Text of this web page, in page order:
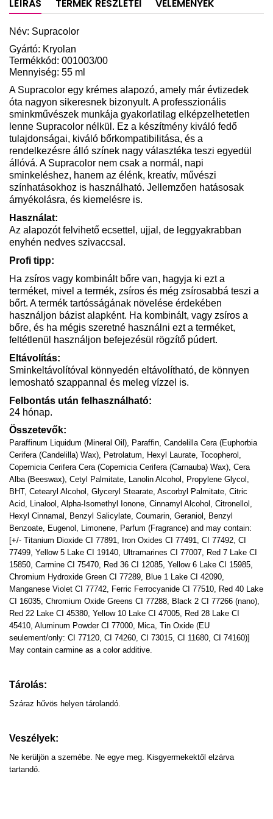
LEÍRÁS TERMÉK RÉSZLETEI VÉLEMÉNYEK
Név: Supracolor
Gyártó: Kryolan
Termékkód: 001003/00
Mennyiség: 55 ml
A Supracolor egy krémes alapozó, amely már évtizedek
óta nagyon sikeresnek bizonyult. A professzionális
sminkművészek munkája gyakorlatilag elképzelhetetlen
lenne Supracolor nélkül. Ez a készítmény kiváló fedő
tulajdonságai, kiváló bőrkompatibilitása, és a
rendelkezésre álló színek nagy választéka teszi egyedül
állóvá. A Supracolor nem csak a normál, napi
sminkeléshez, hanem az élénk, kreatív, művészi
színhatásokhoz is használható. Jellemzően hatásosak
árnyékolásra, és kiemelésre is.
Használat:
Az alapozót felvihető ecsettel, ujjal, de leggyakrabban
enyhén nedves szivaccsal.
Profi tipp:
Ha zsíros vagy kombinált bőre van, hagyja ki ezt a
terméket, mivel a termék, zsíros és még zsírosabbá teszi a
bőrt. A termék tartósságának növelése érdekében
használjon bázist alapként. Ha kombinált, vagy zsíros a
bőre, és ha mégis szeretné használni ezt a terméket,
feltétlenül használjon befejezésül rögzítő púdert.
Eltávolítás:
Sminkeltávolítóval könnyedén eltávolítható, de könnyen
lemosható szappannal és meleg vízzel is.
Felbontás után felhasználható:
24 hónap.
Összetevők:
Paraffinum Liquidum (Mineral Oil), Paraffin, Candelilla Cera (Euphorbia
Cerifera (Candelilla) Wax), Petrolatum, Hexyl Laurate, Tocopherol,
Copernicia Cerifera Cera (Copernicia Cerifera (Carnauba) Wax), Cera
Alba (Beeswax), Cetyl Palmitate, Lanolin Alcohol, Propylene Glycol,
BHT, Cetearyl Alcohol, Glyceryl Stearate, Ascorbyl Palmitate, Citric
Acid, Linalool, Alpha-Isomethyl Ionone, Cinnamyl Alcohol, Citronellol,
Hexyl Cinnamal, Benzyl Salicylate, Coumarin, Geraniol, Benzyl
Benzoate, Eugenol, Limonene, Parfum (Fragrance) and may contain:
[+/- Titanium Dioxide CI 77891, Iron Oxides CI 77491, CI 77492, CI
77499, Yellow 5 Lake CI 19140, Ultramarines CI 77007, Red 7 Lake CI
15850, Carmine CI 75470, Red 36 CI 12085, Yellow 6 Lake CI 15985,
Chromium Hydroxide Green CI 77289, Blue 1 Lake CI 42090,
Manganese Violet CI 77742, Ferric Ferrocyanide CI 77510, Red 40 Lake
CI 16035, Chromium Oxide Greens CI 77288, Black 2 CI 77266 (nano),
Red 22 Lake CI 45380, Yellow 10 Lake CI 47005, Red 28 Lake CI
45410, Aluminum Powder CI 77000, Mica, Tin Oxide (EU
seulement/only: CI 77120, CI 74260, CI 73015, CI 11680, CI 74160)]
May contain carmine as a color additive.
Tárolás:
Száraz hűvös helyen tárolandó.
Veszélyek:
Ne kerüljön a szemébe. Ne egye meg. Kisgyermekektől elzárva
tartandó.